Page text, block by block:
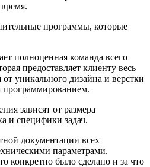
программы, которые
полноценная команда всего
предоставляет клиенту весь
от уникального дизайна и верстки
программированием.
зависят от размера
и специфики задач.
документации всех
параметрами.
конкретно было сделано и за что